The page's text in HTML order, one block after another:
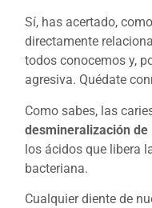
https://fildena-
espanol.com
Sí, has acertado,
directamente
todos conocemos y,
agresiva. Quédate
Como sabes, las
desmineralización de
los ácidos que libera
bacteriana.
Cualquier diente de